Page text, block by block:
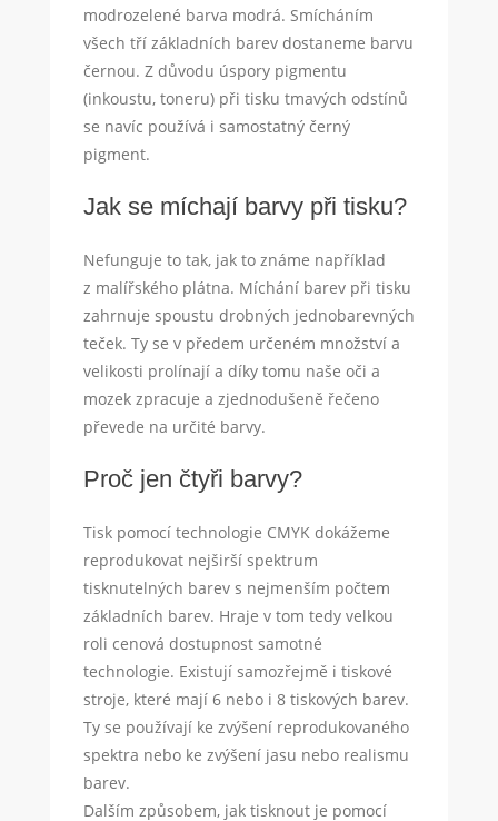
modrozelené barva modrá. Smícháním
všech tří základních barev dostaneme barvu
černou. Z důvodu úspory pigmentu
(inkoustu, toneru) při tisku tmavých odstínů
se navíc používá i samostatný černý
pigment.
Jak se míchají barvy při tisku?
Nefunguje to tak, jak to známe například
z malířského plátna. Míchání barev při tisku
zahrnuje spoustu drobných jednobarevných
teček. Ty se v předem určeném množství a
velikosti prolínají a díky tomu naše oči a
mozek zpracuje a zjednodušeně řečeno
převede na určité barvy.
Proč jen čtyři barvy?
Tisk pomocí technologie CMYK dokážeme
reprodukovat nejširší spektrum
tisknutelných barev s nejmenším počtem
základních barev. Hraje v tom tedy velkou
roli cenová dostupnost samotné
technologie. Existují samozřejmě i tiskové
stroje, které mají 6 nebo i 8 tiskových barev.
Ty se používají ke zvýšení reprodukovaného
spektra nebo ke zvýšení jasu nebo realismu
barev.
Dalším způsobem, jak tisknout je pomocí